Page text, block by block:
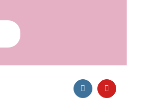
InstagramYouTube